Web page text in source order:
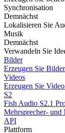
Synchronisation
Demnächst
Lokalisieren Sie
Musik
Demnächst
Verwandeln Sie
Bilder
Erzeugen Sie
Videos
Erzeugen Sie
S2
Fish Audio S2.1
Mehrsprecher- und
API
Plattform